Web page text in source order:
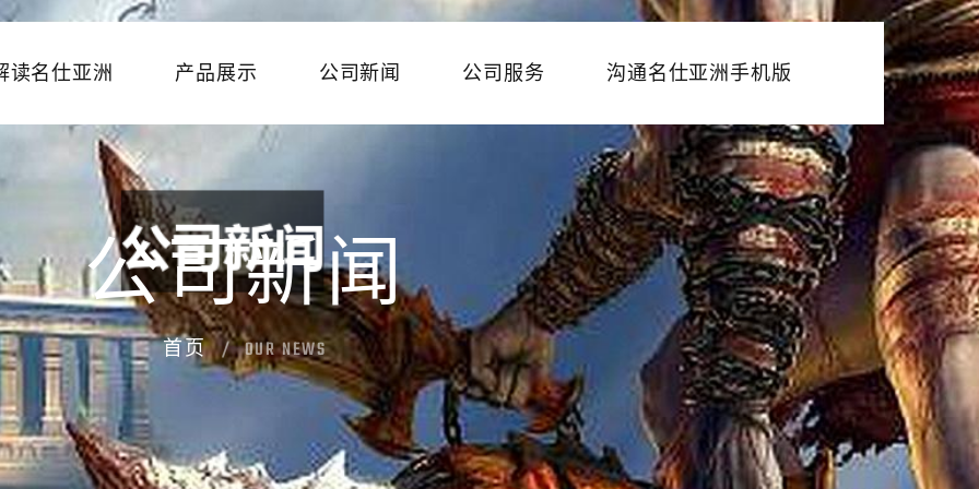
读名仕亚洲 产品展示 公司新闻 公司服务 沟通名仕亚洲手机版
公司新闻
首页 OUR NEWS